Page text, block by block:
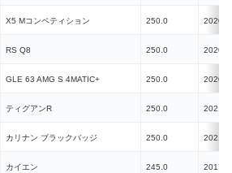
X5 Mコンペティション 250.0 2020
RS Q8 250.0 2020
GLE 63 AMG S 4MATIC+ 250.0 2020
ティグアンR 250.0 2021
カリナン ブラックバッジ 250.0 2021
カイエン 245.0 2017